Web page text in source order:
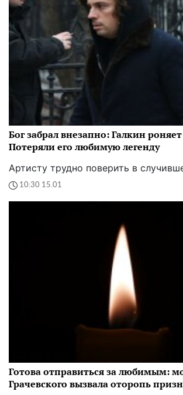
Бог забрал внезапно: Галкин
Потеряли его любимую легенду
Артисту трудно поверить в
10:30 15.01
Готова отправиться за любимым:
Грачевского вызвала оторопь